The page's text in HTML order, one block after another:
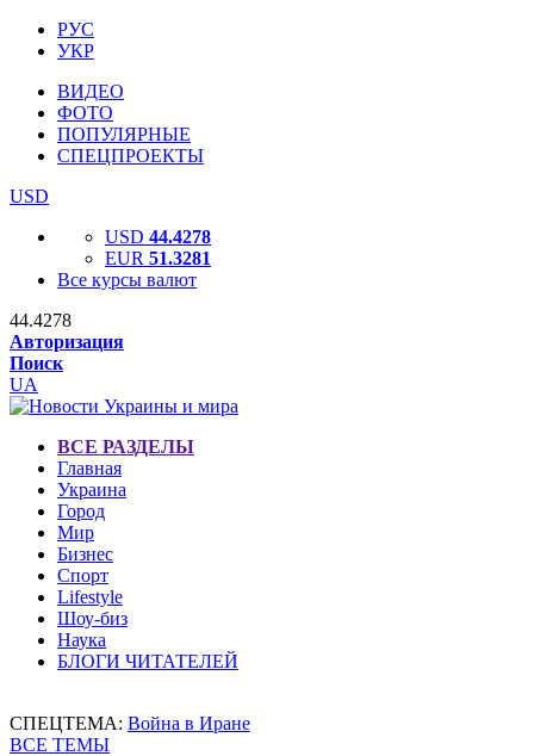
РУС
УКР
ВИДЕО
ФОТО
ПОПУЛЯРНЫЕ
СПЕЦПРОЕКТЫ
USD
USD 44.4278
EUR 51.3281
Все курсы валют
44.4278
Авторизация
Поиск
UA
ВСЕ РАЗДЕЛЫ
Главная
Украина
Город
Мир
Бизнес
Спорт
Lifestyle
Шоу-биз
Наука
БЛОГИ ЧИТАТЕЛЕЙ
СПЕЦТЕМА: Война в Иране
ВСЕ ТЕМЫ